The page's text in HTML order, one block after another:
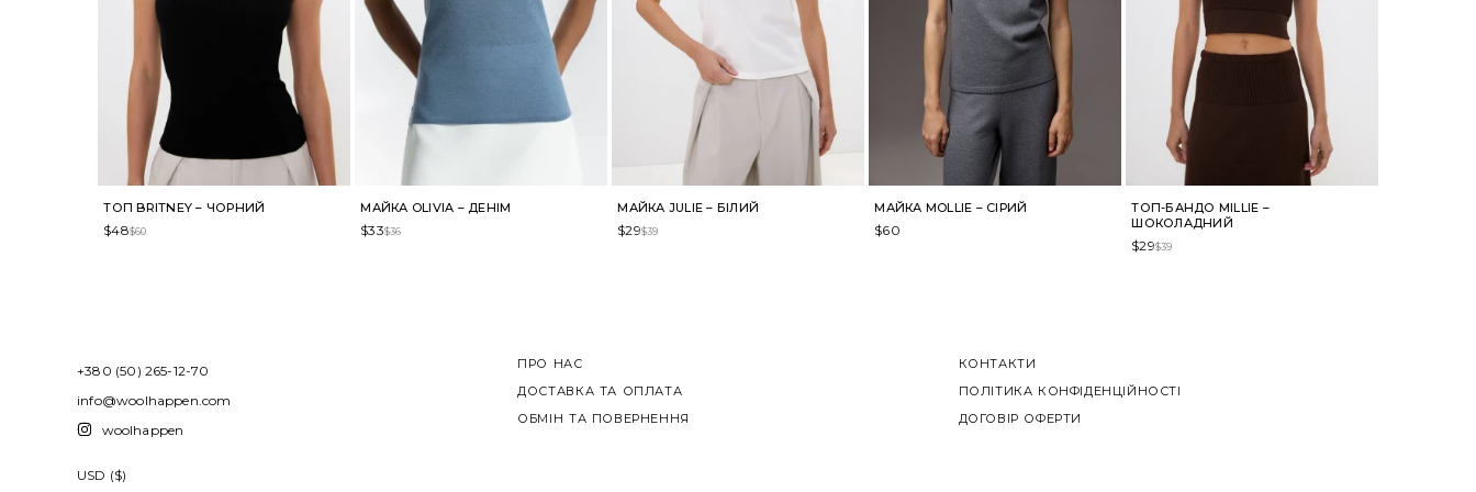
ТОП BRITNEY – ЧОРНИЙ
$60
$48
МАЙКА OLIVIA – ДЕНІМ
$36
$33
МАЙКА JULIE – БІЛИЙ
$39
$29
МАЙКА MOLLIE – СІРИЙ
$60
ТОП-БАНДО MILLIE –
ШОКОЛАДНИЙ
$39
$29
+380 (50) 265-12-70
info@woolhappen.com
woolhappen
USD ($)
ПРО НАС
ДОСТАВКА ТА ОПЛАТА
ОБМІН ТА ПОВЕРНЕННЯ
КОНТАКТИ
ПОЛІТИКА КОНФІДЕНЦІЙНОСТІ
ДОГОВІР ОФЕРТИ